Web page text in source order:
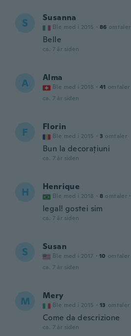
S Susanna
Ble med i 2015 · 86 omtaler
Belle
ca. 7 år siden
A Alma
Ble med i 2018 · 41 omtaler
ca. 7 år siden
F Florin
Ble med i 2015 · 3 omtaler
Bun la decorațiuni
ca. 7 år siden
H Henrique
Ble med i 2018 · 8 omtaler ·
legal! gostei sim
ca. 7 år siden
S Susan
Ble med i 2017 · 10 omtaler
ca. 7 år siden
M Mery
Ble med i 2015 · 13 omtaler
Come da descrizione
ca. 7 år siden